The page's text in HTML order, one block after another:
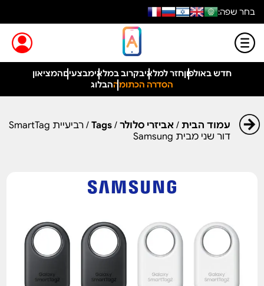
בחר שפה:
חדש באולפוןחזר למלאיבקרוב במלאימבצעיםהמציאון
הסדרה הכתומההבלוג
עמוד הבית/ אביזרי סלולר/
Tags
/ רביעיית SmartTag
דור שני מבית Samsung